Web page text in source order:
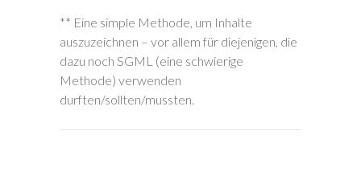
** Eine simple Methode, um Inhalte
auszuzeichnen – vor allem für diejenigen, die
dazu noch SGML (eine schwierige
Methode) verwenden
durften/sollten/mussten.